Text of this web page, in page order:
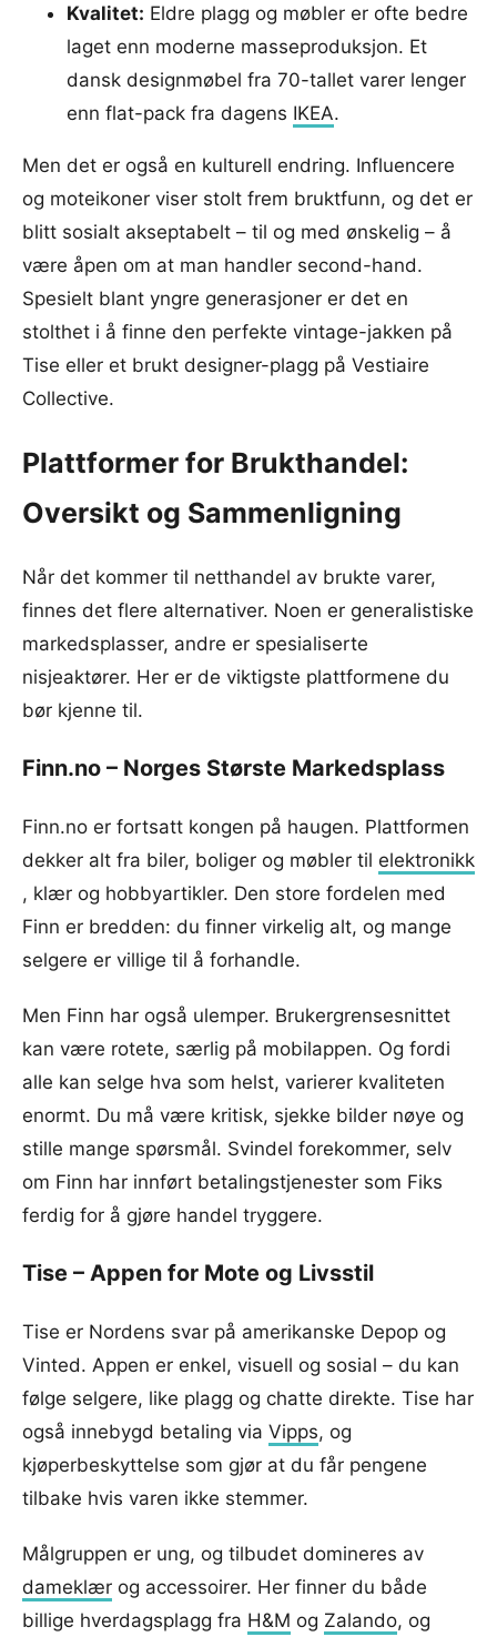
Kvalitet: Eldre plagg og møbler er ofte bedre
laget enn moderne masseproduksjon. Et
dansk designmøbel fra 70-tallet varer lenger
enn flat-pack fra dagens IKEA.
Men det er også en kulturell endring. Influencere
og moteikoner viser stolt frem bruktfunn, og det er
blitt sosialt akseptabelt – til og med ønskelig – å
være åpen om at man handler second-hand.
Spesielt blant yngre generasjoner er det en
stolthet i å finne den perfekte vintage-jakken på
Tise eller et brukt designer-plagg på Vestiaire
Collective.
Plattformer for Brukthandel:
Oversikt og Sammenligning
Når det kommer til netthandel av brukte varer,
finnes det flere alternativer. Noen er generalistiske
markedsplasser, andre er spesialiserte
nisjeaktører. Her er de viktigste plattformene du
bør kjenne til.
Finn.no – Norges Største Markedsplass
Finn.no er fortsatt kongen på haugen. Plattformen
dekker alt fra biler, boliger og møbler til elektronikk
, klær og hobbyartikler. Den store fordelen med
Finn er bredden: du finner virkelig alt, og mange
selgere er villige til å forhandle.
Men Finn har også ulemper. Brukergrensesnittet
kan være rotete, særlig på mobilappen. Og fordi
alle kan selge hva som helst, varierer kvaliteten
enormt. Du må være kritisk, sjekke bilder nøye og
stille mange spørsmål. Svindel forekommer, selv
om Finn har innført betalingstjenester som Fiks
ferdig for å gjøre handel tryggere.
Tise – Appen for Mote og Livsstil
Tise er Nordens svar på amerikanske Depop og
Vinted. Appen er enkel, visuell og sosial – du kan
følge selgere, like plagg og chatte direkte. Tise har
også innebygd betaling via Vipps, og
kjøperbeskyttelse som gjør at du får pengene
tilbake hvis varen ikke stemmer.
Målgruppen er ung, og tilbudet domineres av
dameklær og accessoirer. Her finner du både
billige hverdagsplagg fra H&M og Zalando, og